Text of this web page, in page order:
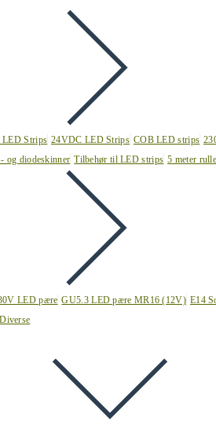
LED Strips 24VDC LED Strips COB LED strips
og diodeskinner Tilbehør til LED strips 5 meter
LED pære GU5.3 LED pære MR16 (12V) E14
Diverse